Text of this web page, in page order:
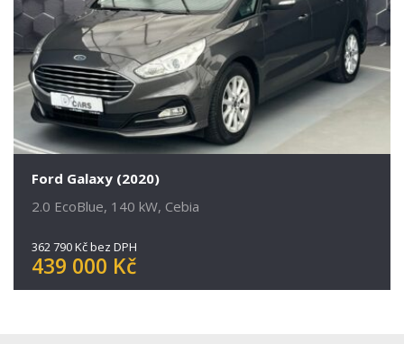
Ford Galaxy (2020)
2.0 EcoBlue, 140 kW, Cebia
362 790 Kč bez DPH
439 000 Kč